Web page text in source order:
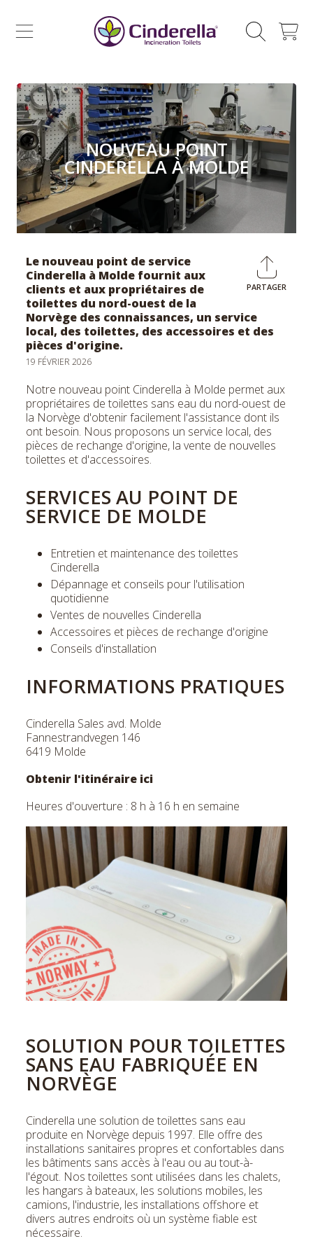
SKIP TO CONTENT
CINDERELLA ECO SALES AS
CHARIOT
NOUVEAU POINT
CINDERELLA À MOLDE
PARTAGER
Le nouveau point de service
Cinderella à Molde fournit aux
clients et aux propriétaires de
toilettes du nord-ouest de la
Norvège des connaissances, un service
local, des toilettes, des accessoires et des
pièces d'origine.
19 FÉVRIER 2026
Notre nouveau point Cinderella à Molde permet aux
propriétaires de toilettes sans eau du nord-ouest de
la Norvège d'obtenir facilement l'assistance dont ils
ont besoin. Nous proposons un service local, des
pièces de rechange d'origine, la vente de nouvelles
toilettes et d'accessoires.
SERVICES AU POINT DE
SERVICE DE MOLDE
Entretien et maintenance des toilettes
Cinderella
Dépannage et conseils pour l'utilisation
quotidienne
Ventes de nouvelles Cinderella
Accessoires et pièces de rechange d'origine
Conseils d'installation
INFORMATIONS PRATIQUES
Cinderella Sales avd. Molde
Fannestrandvegen 146
6419 Molde
Obtenir l'itinéraire ici
Heures d'ouverture : 8 h à 16 h en semaine
SOLUTION POUR TOILETTES
SANS EAU FABRIQUÉE EN
NORVÈGE
Cinderella une solution de toilettes sans eau
produite en Norvège depuis 1997. Elle offre des
installations sanitaires propres et confortables dans
les bâtiments sans accès à l'eau ou au tout-à-
l'égout. Nos toilettes sont utilisées dans les chalets,
les hangars à bateaux, les solutions mobiles, les
camions, l'industrie, les installations offshore et
divers autres endroits où un système fiable est
nécessaire.